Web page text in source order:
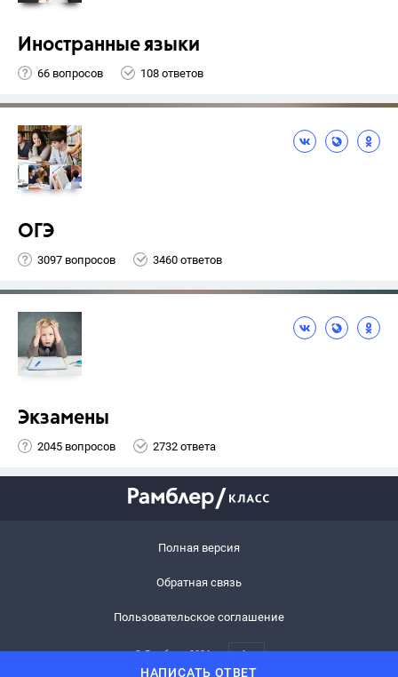
НАПИСАТЬ ОТВЕТ
Иностранные языки
66 вопросов 108 ответов
ОГЭ
3097 вопросов 3460 ответов
Экзамены
2045 вопросов 2732 ответа
Полная версия
Обратная связь
Пользовательское соглашение
© Рамблер,2026 6+